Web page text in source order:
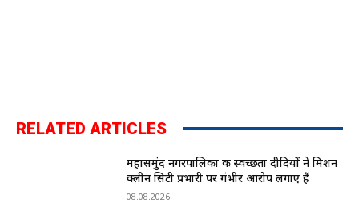
RELATED ARTICLES
महासमुंद नगरपालिका की स्वच्छता दीदियों ने मिशन
क्लीन सिटी प्रभारी पर गंभीर आरोप लगाए हैं
08.08.2026